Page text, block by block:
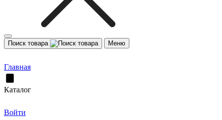
Поиск товара Меню
Главная
Каталог
Войти